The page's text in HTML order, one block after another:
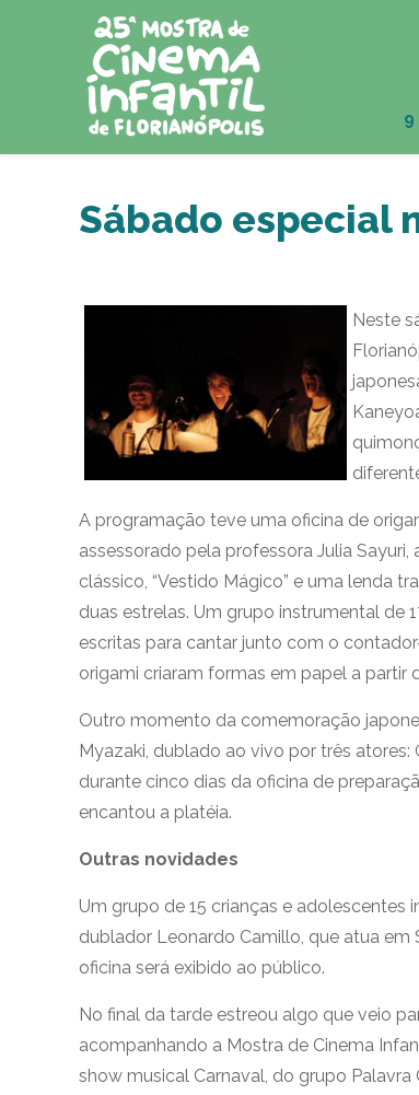
Sábado especial
Neste
A programação teve uma oficina de
assessorado pela professora Julia
clássico, “Vestido Mágico” e uma lenda
duas estrelas. Um grupo instrumental de
escritas para cantar junto com o
origami criaram formas em papel a partir
Outro momento da comemoração
Myazaki, dublado ao vivo por três atores:
durante cinco dias da oficina de
encantou a platéia.
Outras novidades
Um grupo de 15 crianças e
dublador Leonardo Camillo, que atua
oficina será exibido ao público.
No final da tarde estreou algo que veio
acompanhando a Mostra de Cinema
show musical Carnaval, do grupo